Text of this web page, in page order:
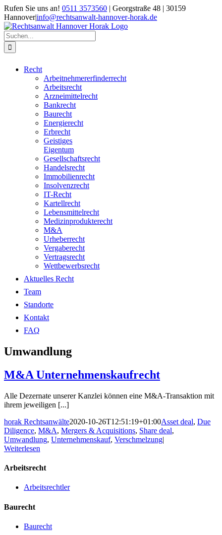
Zum
Inhalt
springen
Rufen Sie uns an! 0511 3573560 | Georgstraße 48 | 30159
Hannover|info@rechtsanwalt-hannover-horak.de
Suche
nach:
Recht
Arbeitnehmererfinderrecht
Arbeitsrecht
Arzneimittelrecht
Bankrecht
Baurecht
Energierecht
Erbrecht
Geistiges
Eigentum
Gesellschaftsrecht
Handelsrecht
Immobilienrecht
Insolvenzrecht
IT-Recht
Kartellrecht
Lebensmittelrecht
Medizinprodukterecht
M&A
Urheberrecht
Vergaberecht
Vertragsrecht
Wettbewerbsrecht
Aktuelles Recht
Team
Standorte
Kontakt
FAQ
Umwandlung
M&A Unternehmenskaufrecht
Alle Dezernate unserer Kanzlei können eine M&A-Transaktion mit
ihrem jeweiligen [...]
horak Rechtsanwälte2020-10-26T12:51:19+01:00Asset deal, Due
Diligence, M&A, Mergers & Acquisitions, Share deal,
Umwandlung, Unternehmenskauf, Verschmelzung|
Weiterlesen
Arbeitsrecht
Arbeitsrechtler
Baurecht
Baurecht